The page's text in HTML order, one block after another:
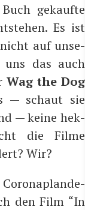
gekauf­te
Es ist
auf unse­
das auch
Wag the Dog
— schaut sie
— kei­ne hek­
die Fil­me
Wir?
den Film “In